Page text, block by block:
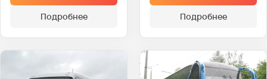
Подробнее
Подробнее